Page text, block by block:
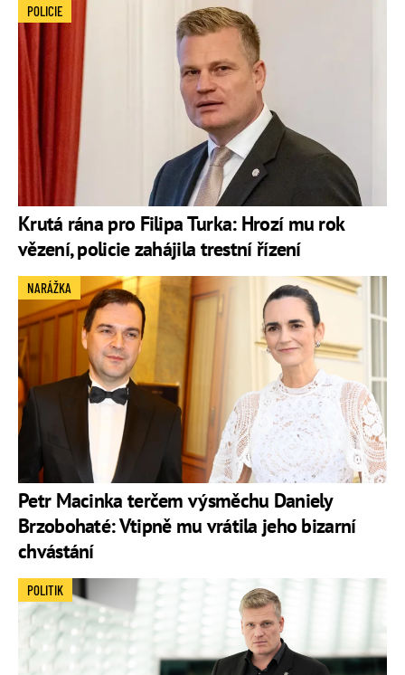
Krutá rána pro Filipa Turka: Hrozí mu rok
vězení, policie zahájila trestní řízení
POLICIE
Petr Macinka terčem výsměchu Daniely
Brzobohaté: Vtipně mu vrátila jeho bizarní
chvástání
NARÁŽKA
POLITIK